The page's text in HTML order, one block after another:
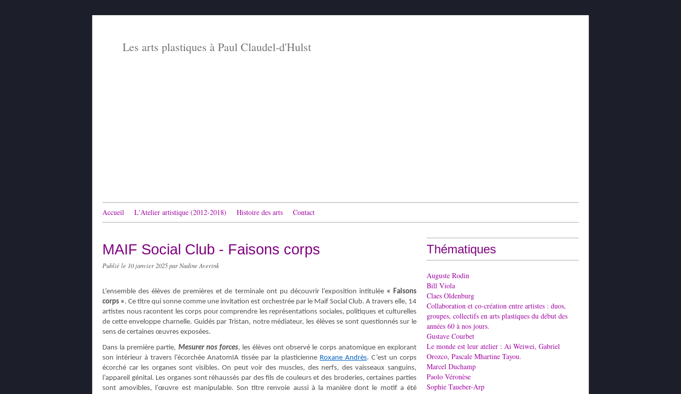
Les arts plastiques à Paul Claudel-d'Hulst
Accueil L'Atelier artistique (2012-2018) Histoire des arts Contact
MAIF Social Club - Faisons corps
Publié le 10 janvier 2025par Nadine Averink
L’ensemble des élèves de premières et de terminale ont pu découvrir l’exposition intitulée « Faisons
corps ». Ce titre qui sonne comme une invitation est orchestrée par le Maif Social Club. A travers elle, 14
artistes nous racontent les corps pour comprendre les représentations sociales, politiques et culturelles
de cette enveloppe charnelle. Guidés par Tristan, notre médiateur, les élèves se sont questionnés sur le
sens de certaines œuvres exposées.
Dans la première partie, Mesurer nos forces, les élèves ont observé le corps anatomique en explorant
son intérieur à travers l’écorchée AnatomIA tissée par la plasticienne Roxane Andrès. C’est un corps
écorché car les organes sont visibles. On peut voir des muscles, des nerfs, des vaisseaux sanguins,
l’appareil génital. Les organes sont réhaussés par des fils de couleurs et des broderies, certaines parties
sont amovibles, l’œuvre est manipulable. Son titre renvoie aussi à la manière dont le motif a été
Thématiques
Auguste Rodin
Bill Viola
Claes Oldenburg
Collaboration et co-création entre artistes : duos,
groupes, collectifs en arts plastiques du début des
années 60 à nos jours.
Gustave Courbet
Le monde est leur atelier : Ai Weiwei, Gabriel
Orozco, Pascale Mhartine Tayou.
Marcel Duchamp
Paolo Véronèse
Sophie Taueber-Arp